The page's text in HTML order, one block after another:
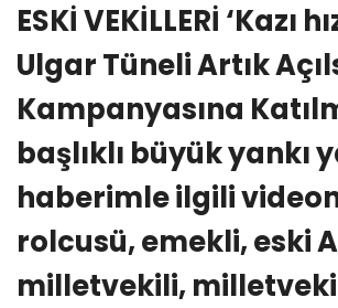
ESKİ VEKİLLERİ ‘Kazı
Ulgar Tüneli Artık
Kampanyasına
başlıklı büyük yankı
haberimle ilgili
rolcusü, emekli, eski
milletvekili,